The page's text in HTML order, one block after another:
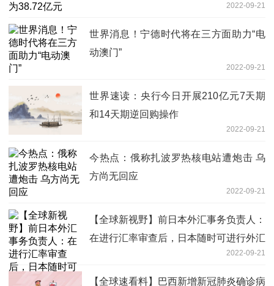
2022-09-21
世界消息！宁德时代将在三方面助力“电
动澳门”
2022-09-21
世界速读：央行今日开展210亿元7天期
和14天期逆回购操作
2022-09-21
今热点：俄称扎波罗热核电站遭炮击 乌
方尚无回应
2022-09-21
【全球新视野】前日本外汇事务负责人：
在进行汇率审查后，日本随时可进行外汇
2022-09-21
【全球速看料】巴西新增新冠肺炎确诊病